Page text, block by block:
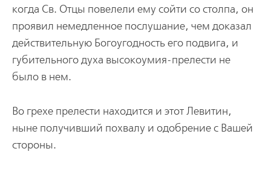
когда Св. Отцы повелели ему сойти со столпа, он
проявил немедленное послушание, чем доказал
действительную Богоугодность его подвига, и
губительного духа высокоумия-прелести не
было в нем.
Во грехе прелести находится и этот Левитин,
ныне получивший похвалу и одобрение с Вашей
стороны.